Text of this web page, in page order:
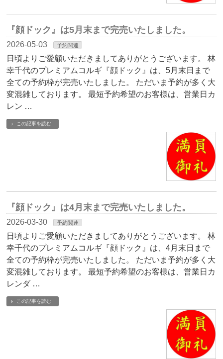
『顔ドック』は5月末まで完売いたしました。
2026-05-03 予約関連
日頃よりご愛顧いただきましてありがとうございます。 林
幸千代のプレミアムコルギ『顔ドック』は、5月末日まで
全ての予約枠が完売いたしました。 ただいま予約が多く大
変混雑しております。 最短予約希望のお客様は、営業日カ
レン …
この記事を読む
『顔ドック』は4月末まで完売いたしました。
2026-03-30 予約関連
日頃よりご愛顧いただきましてありがとうございます。 林
幸千代のプレミアムコルギ『顔ドック』は、4月末日まで
全ての予約枠が完売いたしました。 ただいま予約が多く大
変混雑しております。 最短予約希望のお客様は、営業日カ
レンダ …
この記事を読む